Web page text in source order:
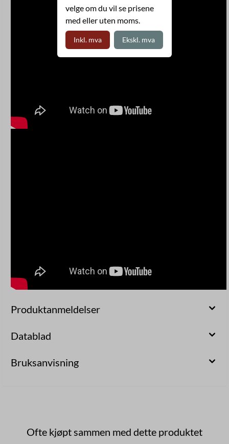
Produktanmeldelser
Datablad
Bruksanvisning
Ofte kjøpt sammen med dette produktet
velge om du vil se prisene
med eller uten moms.
Inkl. mva Ekskl. mva